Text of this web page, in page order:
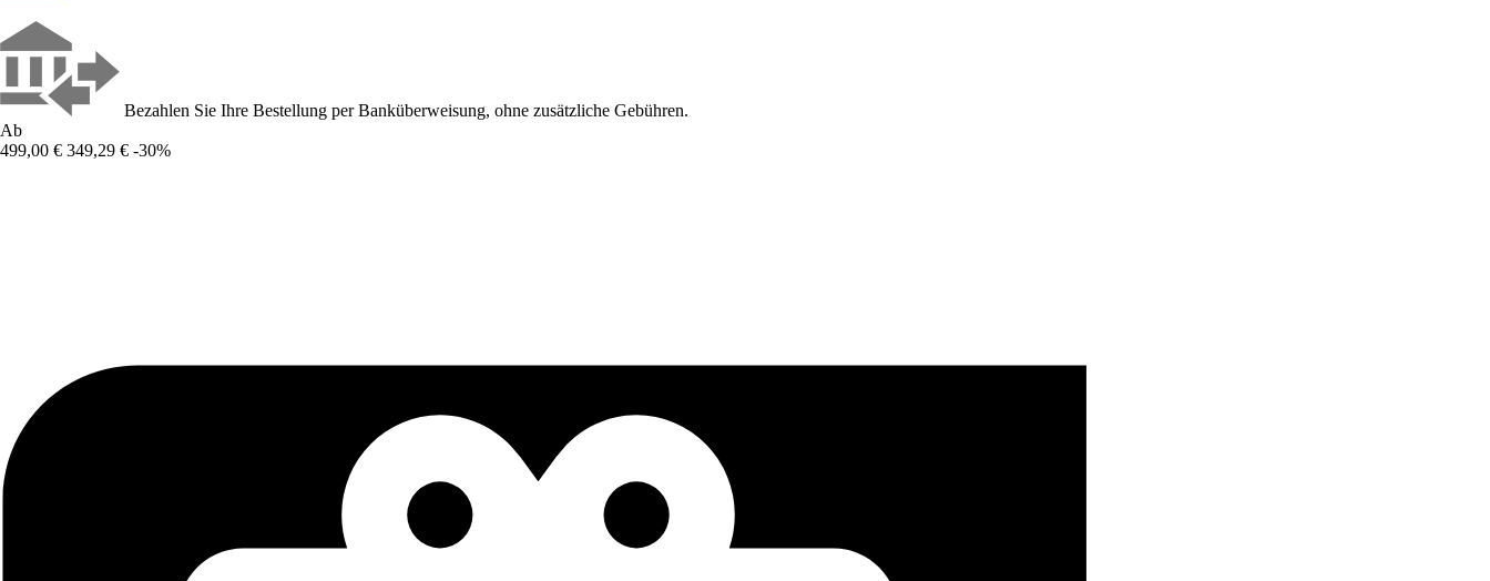
Bezahlen Sie Ihre Bestellung per Banküberweisung, ohne zusätzliche Gebühren.
Ab
499,00 € 349,29 € -30%